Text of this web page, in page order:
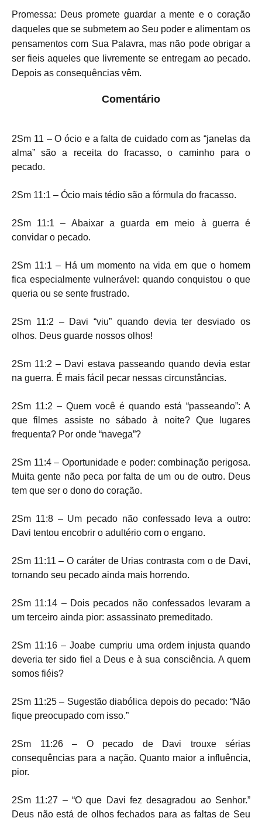
Promessa: Deus promete guardar a mente e o coração
daqueles que se submetem ao Seu poder e alimentam os
pensamentos com Sua Palavra, mas não pode obrigar a
ser fieis aqueles que livremente se entregam ao pecado.
Depois as consequências vêm.
Comentário
2Sm 11 – O ócio e a falta de cuidado com as “janelas da
alma” são a receita do fracasso, o caminho para o
pecado.
2Sm 11:1 – Ócio mais tédio são a fórmula do fracasso.
2Sm 11:1 – Abaixar a guarda em meio à guerra é
convidar o pecado.
2Sm 11:1 – Há um momento na vida em que o homem
fica especialmente vulnerável: quando conquistou o que
queria ou se sente frustrado.
2Sm 11:2 – Davi “viu” quando devia ter desviado os
olhos. Deus guarde nossos olhos!
2Sm 11:2 – Davi estava passeando quando devia estar
na guerra. É mais fácil pecar nessas circunstâncias.
2Sm 11:2 – Quem você é quando está “passeando”: A
que filmes assiste no sábado à noite? Que lugares
frequenta? Por onde “navega”?
2Sm 11:4 – Oportunidade e poder: combinação perigosa.
Muita gente não peca por falta de um ou de outro. Deus
tem que ser o dono do coração.
2Sm 11:8 – Um pecado não confessado leva a outro:
Davi tentou encobrir o adultério com o engano.
2Sm 11:11 – O caráter de Urias contrasta com o de Davi,
tornando seu pecado ainda mais horrendo.
2Sm 11:14 – Dois pecados não confessados levaram a
um terceiro ainda pior: assassinato premeditado.
2Sm 11:16 – Joabe cumpriu uma ordem injusta quando
deveria ter sido fiel a Deus e à sua consciência. A quem
somos fiéis?
2Sm 11:25 – Sugestão diabólica depois do pecado: “Não
fique preocupado com isso.”
2Sm 11:26 – O pecado de Davi trouxe sérias
consequências para a nação. Quanto maior a influência,
pior.
2Sm 11:27 – “O que Davi fez desagradou ao Senhor.”
Deus não está de olhos fechados para as faltas de Seu